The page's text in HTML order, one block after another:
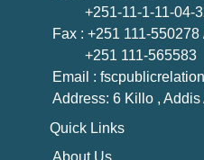
+251-11-1-11-04-
Fax : +251 111-550278
+251 111-565583
Email :
Address: 6 Killo ,
Quick Links
About Us